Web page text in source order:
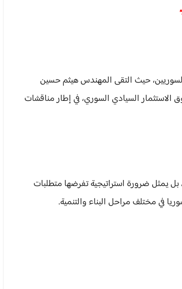
حيث التقى المهندس هيثم حسين
الاستثمار السيادي السوري، في إطار مناقشات
يمثل ضرورة استراتيجية تفرضها متطلبات
في مختلف مراحل البناء والتنمية.